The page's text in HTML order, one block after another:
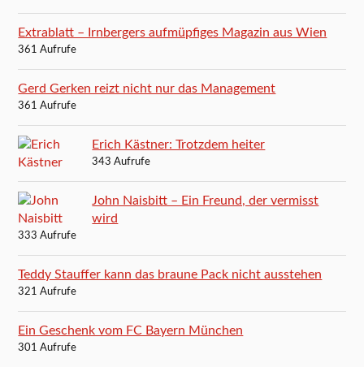
Extrablatt – Irnbergers aufmüpfiges Magazin aus Wien
361 Aufrufe
Gerd Gerken reizt nicht nur das Management
361 Aufrufe
Erich Kästner: Trotzdem heiter
343 Aufrufe
John Naisbitt – Ein Freund, der vermisst
wird
333 Aufrufe
Teddy Stauffer kann das braune Pack nicht ausstehen
321 Aufrufe
Ein Geschenk vom FC Bayern München
301 Aufrufe